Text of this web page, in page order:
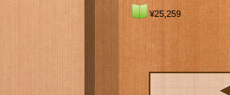
¥25,259